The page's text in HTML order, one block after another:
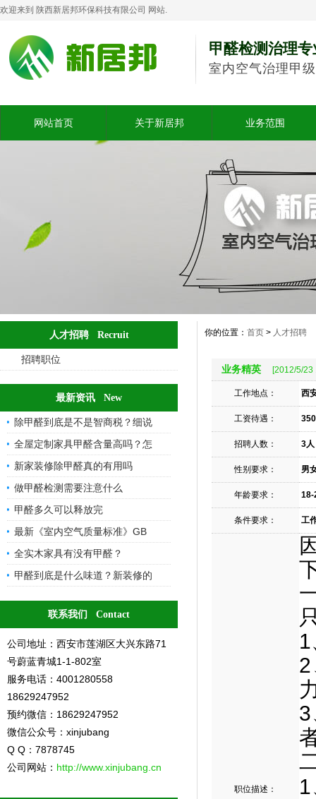
欢迎来到 陕西新居邦环保科技有限公司 网站.
甲醛检测治理
室内空气治理甲
网站首页 关于新居邦 业务范围
人才招聘 Recruit
招聘职位
最新资讯 New
除甲醛到底是不是智商税？细说
全屋定制家具甲醛含量高吗？怎
新家装修除甲醛真的有用吗
做甲醛检测需要注意什么
甲醛多久可以释放完
最新《室内空气质量标准》GB
全实木家具有没有甲醛？
甲醛到底是什么味道？新装修的
联系我们 Contact
公司地址：西安市莲湖区大兴东路71
号蔚蓝青城1-1-802室
服务电话：4001280558
18629247952
预约微信：18629247952
微信公众号：xinjubang
Q Q：7878745
公司网站： http://www.xinjubang.cn
你的位置： 首页 > 人才招聘
业务精英 [2012/5/23
工作地点： 西
工资待遇：
招聘人数： 3人
性别要求： 男
年龄要求： 18-
条件要求： 工
职位描述：